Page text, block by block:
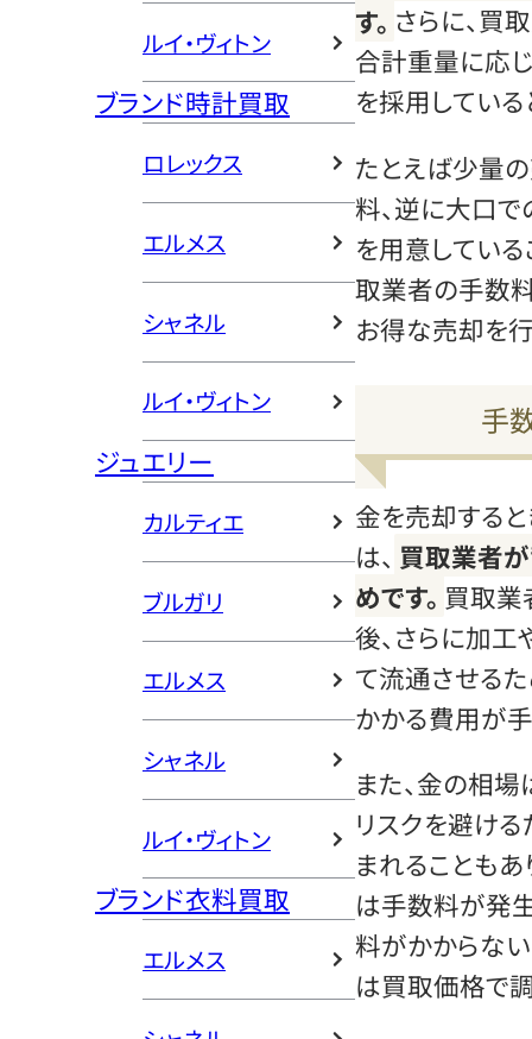
ルイ・ヴィトン
ブランド時計買取
ロレックス
エルメス
シャネル
ルイ・ヴィトン
ジュエリー
カルティエ
ブルガリ
エルメス
シャネル
ルイ・ヴィトン
ブランド衣料買取
エルメス
す。 さらに、買
合計重量に応
を採用している
たとえば少量
料、逆に大口
を用意してい
取業者の手数
お得な売却を
手
金を売却する
は、 買取業者
めです。 買取業
後、さらに加
て流通させるた
かかる費用が
また、金の相
リスクを避け
まれることもあ
は手数料が発
料がかからな
は買取価格で